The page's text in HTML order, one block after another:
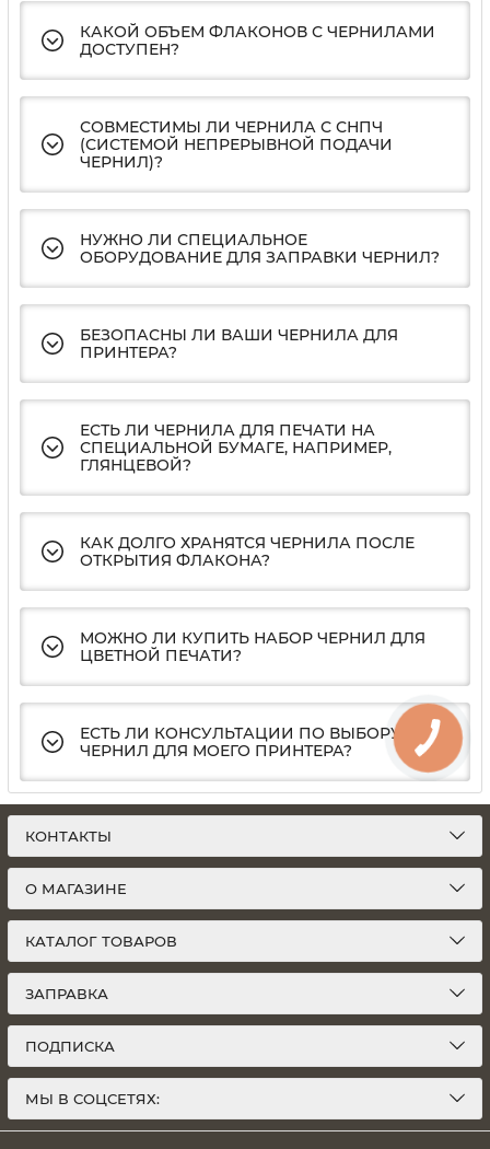
КАКОЙ ОБЪЕМ ФЛАКОНОВ С ЧЕРНИЛАМИ
ДОСТУПЕН?
СОВМЕСТИМЫ ЛИ ЧЕРНИЛА С СНПЧ
(СИСТЕМОЙ НЕПРЕРЫВНОЙ ПОДАЧИ
ЧЕРНИЛ)?
НУЖНО ЛИ СПЕЦИАЛЬНОЕ
ОБОРУДОВАНИЕ ДЛЯ ЗАПРАВКИ ЧЕРНИЛ?
БЕЗОПАСНЫ ЛИ ВАШИ ЧЕРНИЛА ДЛЯ
ПРИНТЕРА?
ЕСТЬ ЛИ ЧЕРНИЛА ДЛЯ ПЕЧАТИ НА
СПЕЦИАЛЬНОЙ БУМАГЕ, НАПРИМЕР,
ГЛЯНЦЕВОЙ?
КАК ДОЛГО ХРАНЯТСЯ ЧЕРНИЛА ПОСЛЕ
ОТКРЫТИЯ ФЛАКОНА?
МОЖНО ЛИ КУПИТЬ НАБОР ЧЕРНИЛ ДЛЯ
ЦВЕТНОЙ ПЕЧАТИ?
ЕСТЬ ЛИ КОНСУЛЬТАЦИИ ПО ВЫБОРУ
ЧЕРНИЛ ДЛЯ МОЕГО ПРИНТЕРА?
КОНТАКТЫ
О МАГАЗИНЕ
КАТАЛОГ ТОВАРОВ
ЗАПРАВКА
ПОДПИСКА
МЫ В СОЦСЕТЯХ: